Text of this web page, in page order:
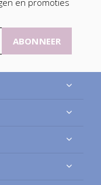
en promoties
ABONNEER